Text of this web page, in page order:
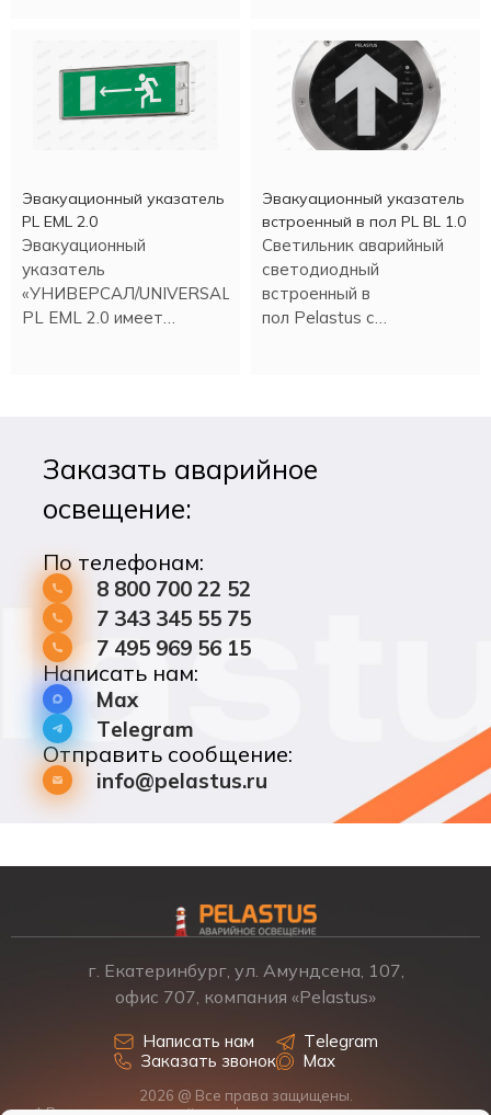
Эвакуационный указатель
PL EML 2.0
Эвакуационный
указатель
«УНИВЕРСАЛ/UNIVERSAL»
PL EML 2.0 имеет
Эвакуационный указатель
встроенный в пол PL BL 1.0
Светильник аварийный
светодиодный
встроенный в
пол Pelastus с
Заказать аварийное
освещение:
По телефонам:
8 800 700 22 52
7 343 345 55 75
7 495 969 56 15
Написать нам:
Max
Telegram
Отправить сообщение:
info@pelastus.ru
г. Екатеринбург, ул. Амундсена, 107,
офис 707, компания «Pelastus»
Написать нам
Заказать звонок
Telegram
Max
2026 @ Все права защищены.